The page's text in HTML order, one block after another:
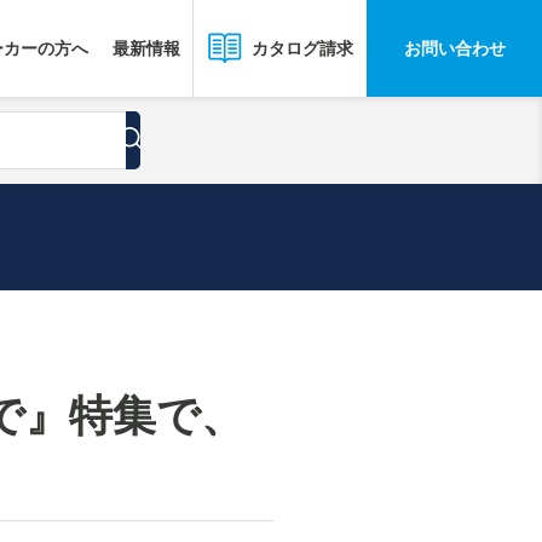
ーの方へ 最新情報 カタログ請求 お問い合わせ
特集で、